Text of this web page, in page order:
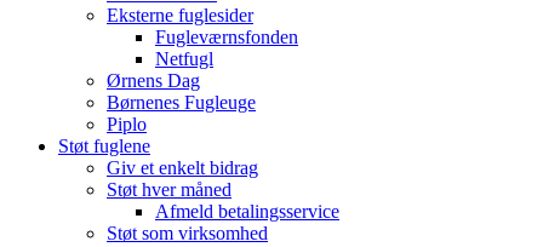
Eksterne fuglesider
Fugleværnsfonden
Netfugl
Ørnens Dag
Børnenes Fugleuge
Piplo
Støt fuglene
Giv et enkelt bidrag
Støt hver måned
Afmeld betalingsservice
Støt som virksomhed